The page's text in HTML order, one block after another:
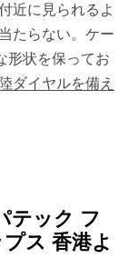
近に見られるよ
たらない。ケー
形状を保ってお
ダイヤルを備え
テック フ
ス 香港よ